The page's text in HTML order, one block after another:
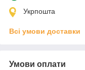
Укрпошта
Всі умови доставки
Умови оплати